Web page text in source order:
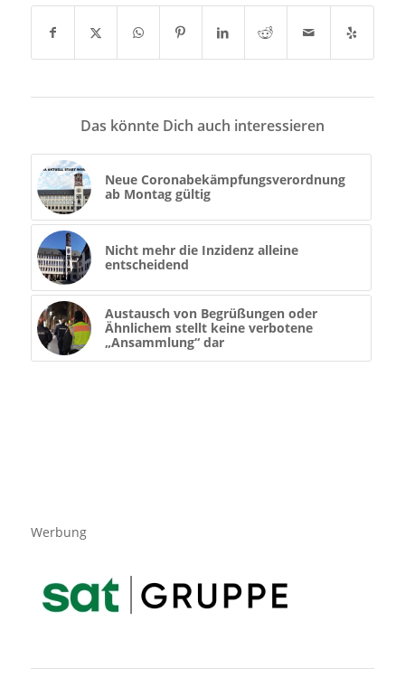
Das könnte Dich auch interessieren
Neue Coronabekämpfungsverordnung
ab Montag gültig
Nicht mehr die Inzidenz alleine
entscheidend
Austausch von Begrüßungen oder
Ähnlichem stellt keine verbotene
„Ansammlung“ dar
Werbung